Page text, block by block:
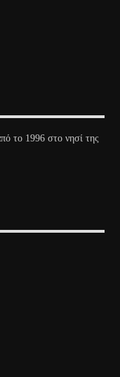
το 1996 στο νησί της